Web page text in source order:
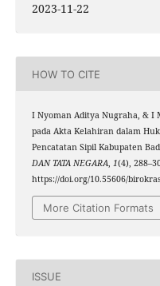
2023-11-22
HOW TO CITE
I Nyoman Aditya Nugraha, & I
pada Akta Kelahiran dalam
Pencatatan Sipil Kabupaten
DAN TATA NEGARA, 1(4),
https://doi.org/10.55606/
More Citation Formats
ISSUE